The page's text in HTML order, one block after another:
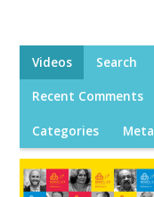
Videos Search
Recent Comments
Categories Meta